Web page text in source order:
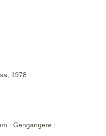
1978
: Gengangere ;